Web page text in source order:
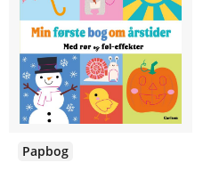
Papbog